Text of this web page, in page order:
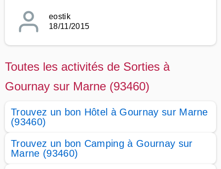
eostik
18/11/2015
Toutes les activités de Sorties à
Gournay sur Marne (93460)
Trouvez un bon Hôtel à Gournay sur Marne
(93460)
Trouvez un bon Camping à Gournay sur
Marne (93460)